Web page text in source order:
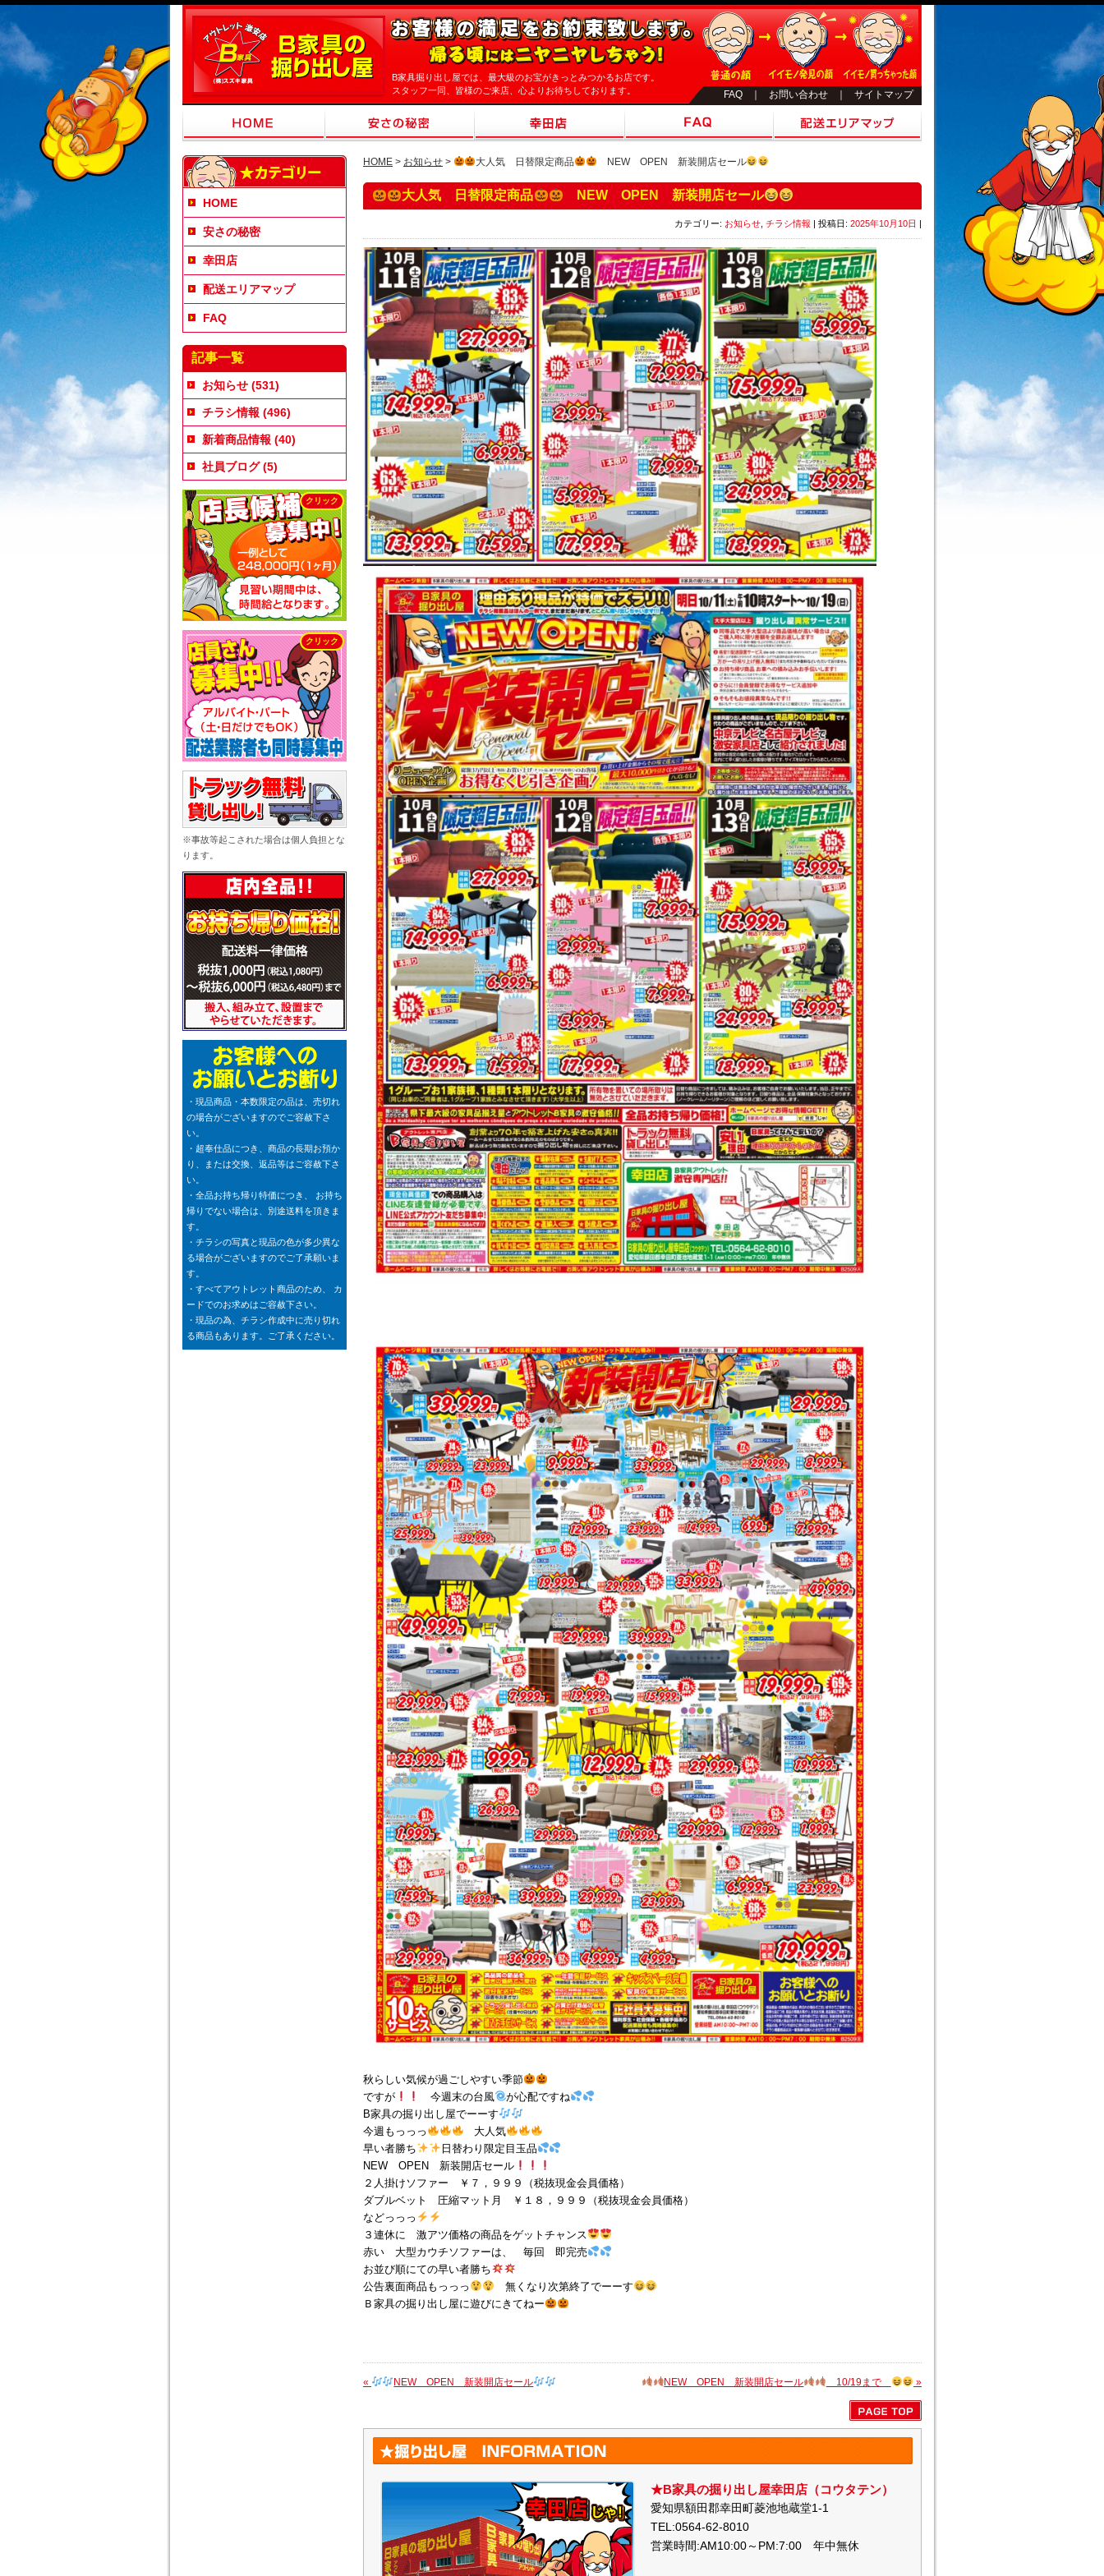
B家具掘り出し屋では、最大級のお宝がきっとみつかるお店です。
スタッフ一同、皆様のご来店、心よりお待ちしております。
FAQ お問い合わせ サイトマップ
HOME > お知らせ > 大人気 日替限定商品 NEW OPEN 新装開店セール
大人気 日替限定商品 NEW OPEN 新装開店セール
カテゴリー: お知らせ チラシ情報 | 投稿日: 2025年10月10日 |
秋らしい気候が過ごしやすい季節
ですが
今週末の台風
が心配ですね
B家具の掘り出し屋でーーす
今週もっっっ
大人気
早い者勝ち
日替わり限定目玉品
NEW OPEN 新装開店セール
２人掛けソファー ￥７，９９９（税抜現金会員価格）
ダブルベット 圧縮マット月 ￥１８，９９９（税抜現金会員価格）
などっっっ
３連休に 激アツ価格の商品をゲットチャンス
赤い 大型カウチソファーは、 毎回 即完売
お並び順にての早い者勝ち
公告裏面商品もっっっ
無くなり次第終了でーーす
Ｂ家具の掘り出し屋に遊びにきてねー
« NEW OPEN 新装開店セール NEW OPEN 新装開店セール 10/19まで »
HOME
安さの秘密
幸田店
配送エリアマップ
FAQ
記事一覧
お知らせ (531)
チラシ情報 (496)
新着商品情報 (40)
社員ブログ(5)
※事故等起こされた場合は個人負担とな
ります。
・現品商品・本数限定の品は、売切れ
の場合がございますのでご容赦下さ
い。
・超奉仕品につき、商品の長期お預か
り、または交換、返品等はご容赦下さ
い。
・全品お持ち帰り特価につき、 お持ち
帰りでない場合は、別途送料を頂きま
す。
・チラシの写真と現品の色が多少異な
る場合がございますのでご了承願いま
す。
・すべてアウトレット商品のため、 カ
ードでのお求めはご容赦下さい。
・現品の為、チラシ作成中に売り切れ
る商品もあります。ご了承ください。
★B家具の掘り出し屋幸田店（コウタテン）
愛知県額田郡幸田町菱池地蔵堂1-1
TEL:0564-62-8010
営業時間:AM10:00～PM:7:00 年中無休